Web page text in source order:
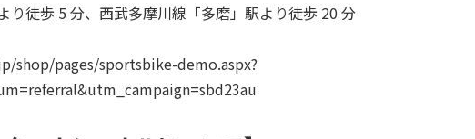
り徒歩 5 分、西武多摩川線「多磨」駅より徒歩 20 分
shop/pages/sportsbike-demo.aspx?